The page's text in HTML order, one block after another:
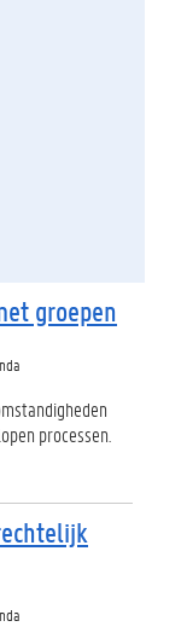
groepen
processen.